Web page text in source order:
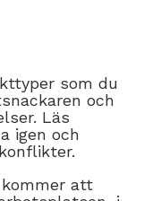
som du
och
Läs
igen och
att